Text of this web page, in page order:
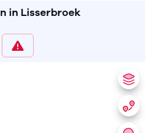
in Lisserbroek